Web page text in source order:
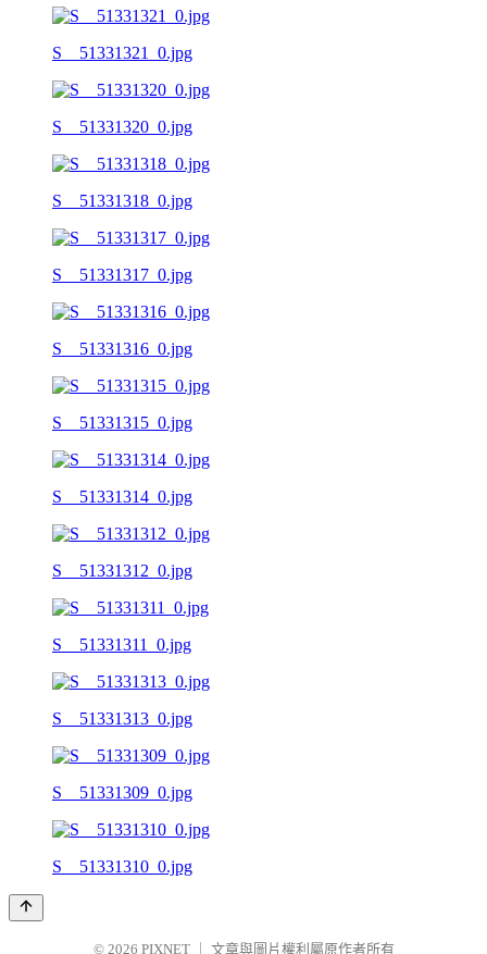
S__51331321_0.jpg
S__51331320_0.jpg
S__51331318_0.jpg
S__51331317_0.jpg
S__51331316_0.jpg
S__51331315_0.jpg
S__51331314_0.jpg
S__51331312_0.jpg
S__51331311_0.jpg
S__51331313_0.jpg
S__51331309_0.jpg
S__51331310_0.jpg
© 2026 PIXNET 文章與圖片權利屬原作者所有